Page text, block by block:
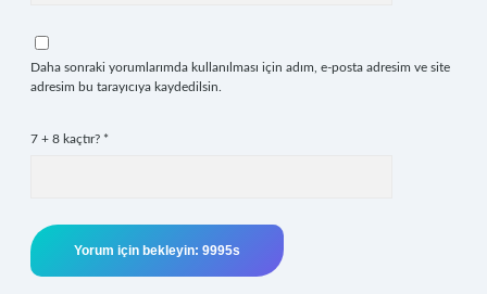
Daha sonraki yorumlarımda kullanılması için adım, e-posta adresim ve site
adresim bu tarayıcıya kaydedilsin.
7 + 8 kaçtır? *